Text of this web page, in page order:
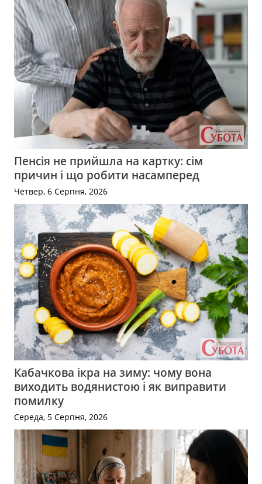
Пенсія не прийшла на картку: сім
причин і що робити насамперед
Четвер, 6 Серпня, 2026
Кабачкова ікра на зиму: чому вона
виходить водянистою і як виправити
помилку
Середа, 5 Серпня, 2026